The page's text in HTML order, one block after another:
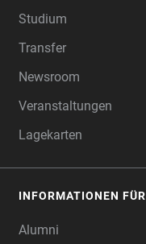
Studium
Transfer
Newsroom
Veranstaltungen
Lagekarten
INFORMATIONEN FÜR
Alumni